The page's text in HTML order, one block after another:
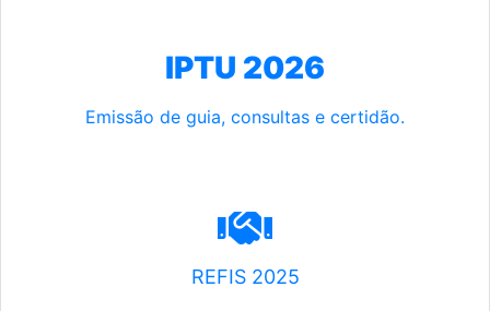
IPTU 2026
Emissão de guia, consultas e certidão.
REFIS 2025